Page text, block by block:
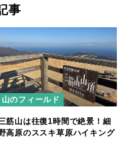
事
山のフィールド
筋山は往復1時間で絶景！細
高原のススキ草原ハイキング